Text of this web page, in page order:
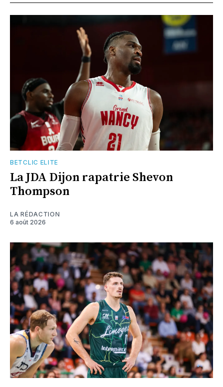
BETCLIC ELITE
La JDA Dijon rapatrie Shevon
Thompson
LA RÉDACTION
6 août 2026